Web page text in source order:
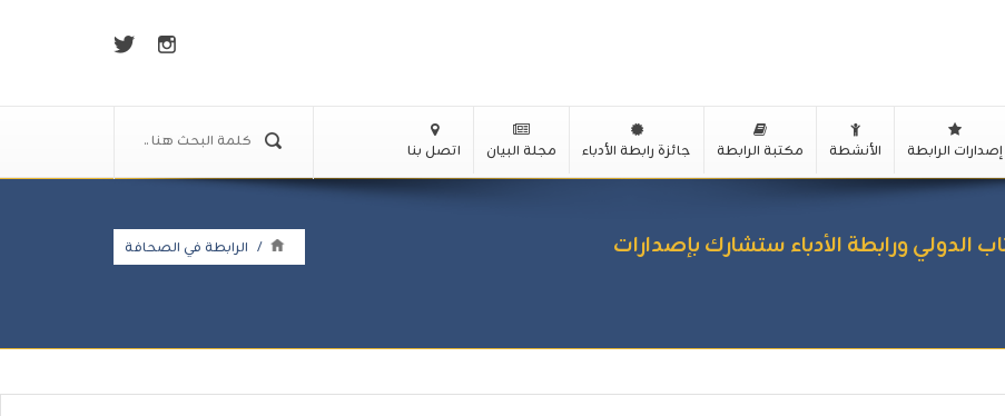
إصدارات الرابطة الأنشطة مكتبة الرابطة جائزة رابطة الأدباء مجلة البيان اتصل بنا
ورابطة الأدباء ستشارك بإصدارات
/ الرابطة في الصحافة